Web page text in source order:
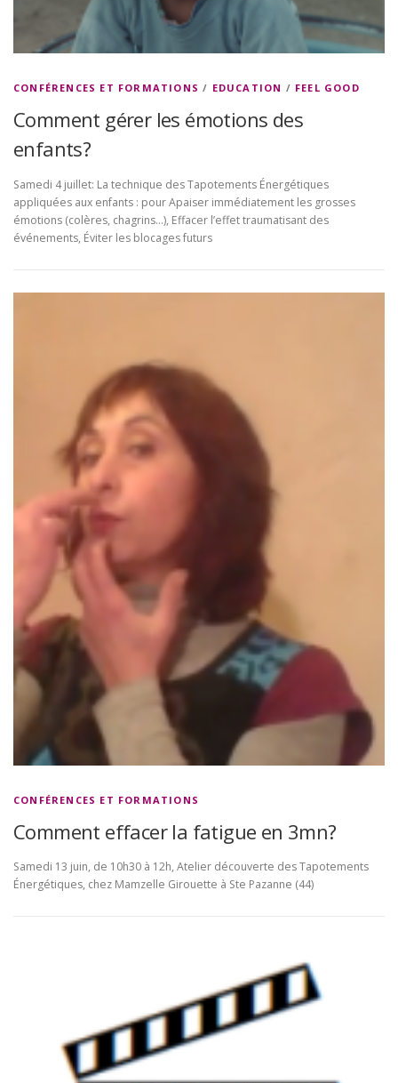
CONFÉRENCES ET FORMATIONS / EDUCATION / FEEL GOOD
Comment gérer les émotions des
enfants?
Samedi 4 juillet: La technique des Tapotements Énergétiques
appliquées aux enfants : pour Apaiser immédiatement les grosses
émotions (colères, chagrins…), Effacer l’effet traumatisant des
événements, Éviter les blocages futurs
CONFÉRENCES ET FORMATIONS
Comment effacer la fatigue en 3mn?
Samedi 13 juin, de 10h30 à 12h, Atelier découverte des Tapotements
Énergétiques, chez Mamzelle Girouette à Ste Pazanne (44)